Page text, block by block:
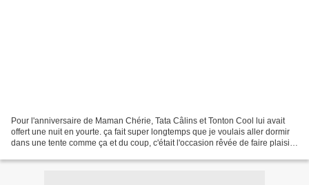
Pour l'anniversaire de Maman Chérie, Tata Câlins et Tonton Cool lui avait
offert une nuit en yourte. ça fait super longtemps que je voulais aller dormir
dans une tente comme ça et du coup, c'était l'occasion rêvée de faire plaisir